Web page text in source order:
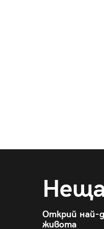
Открий най-
живота